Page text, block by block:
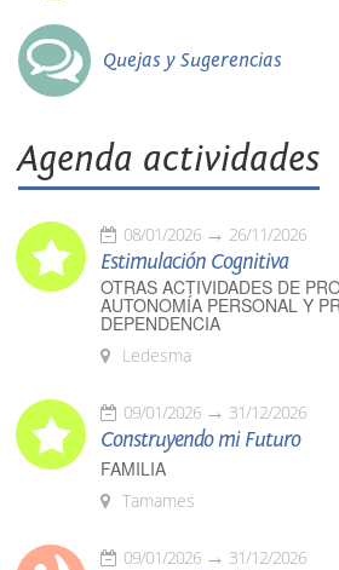
Quejas y Sugerencias
Agenda actividades
08/01/2026 26/11/2026
Estimulación Cognitiva
OTRAS ACTIVIDADES DE
AUTONOMÍA PERSONAL Y
DEPENDENCIA
Ledesma
09/01/2026 31/12/2026
Construyendo mi Futuro
FAMILIA
Tamames
09/01/2026 31/12/2026